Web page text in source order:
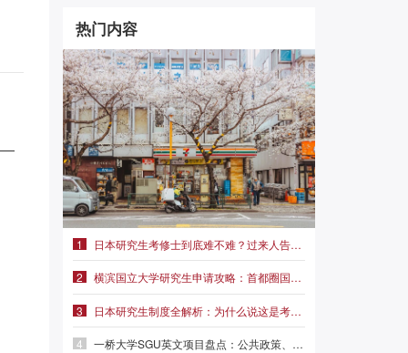
热门内容
1 日本研究生考修士到底难不难？过来人告诉你真实难度|前程日本留学
2 横滨国立大学研究生申请攻略：首都圈国立名校，学费仅2.3万/年
3 日本研究生制度全解析：为什么说这是考修士最稳妥的路径？
4 一桥大学SGU英文项目盘点：公共政策、外交事务、MBA三大方向